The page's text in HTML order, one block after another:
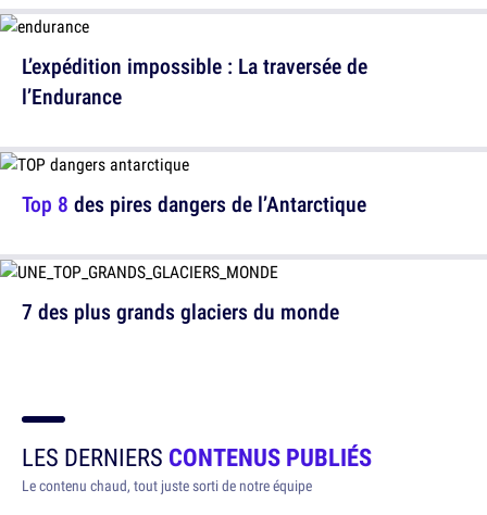
L’expédition impossible : La traversée de
l’Endurance
7 des plus grands glaciers du monde
Top 8 des pires dangers de l’Antarctique
LES DERNIERS CONTENUS PUBLIÉS
Le contenu chaud, tout juste sorti de notre équipe